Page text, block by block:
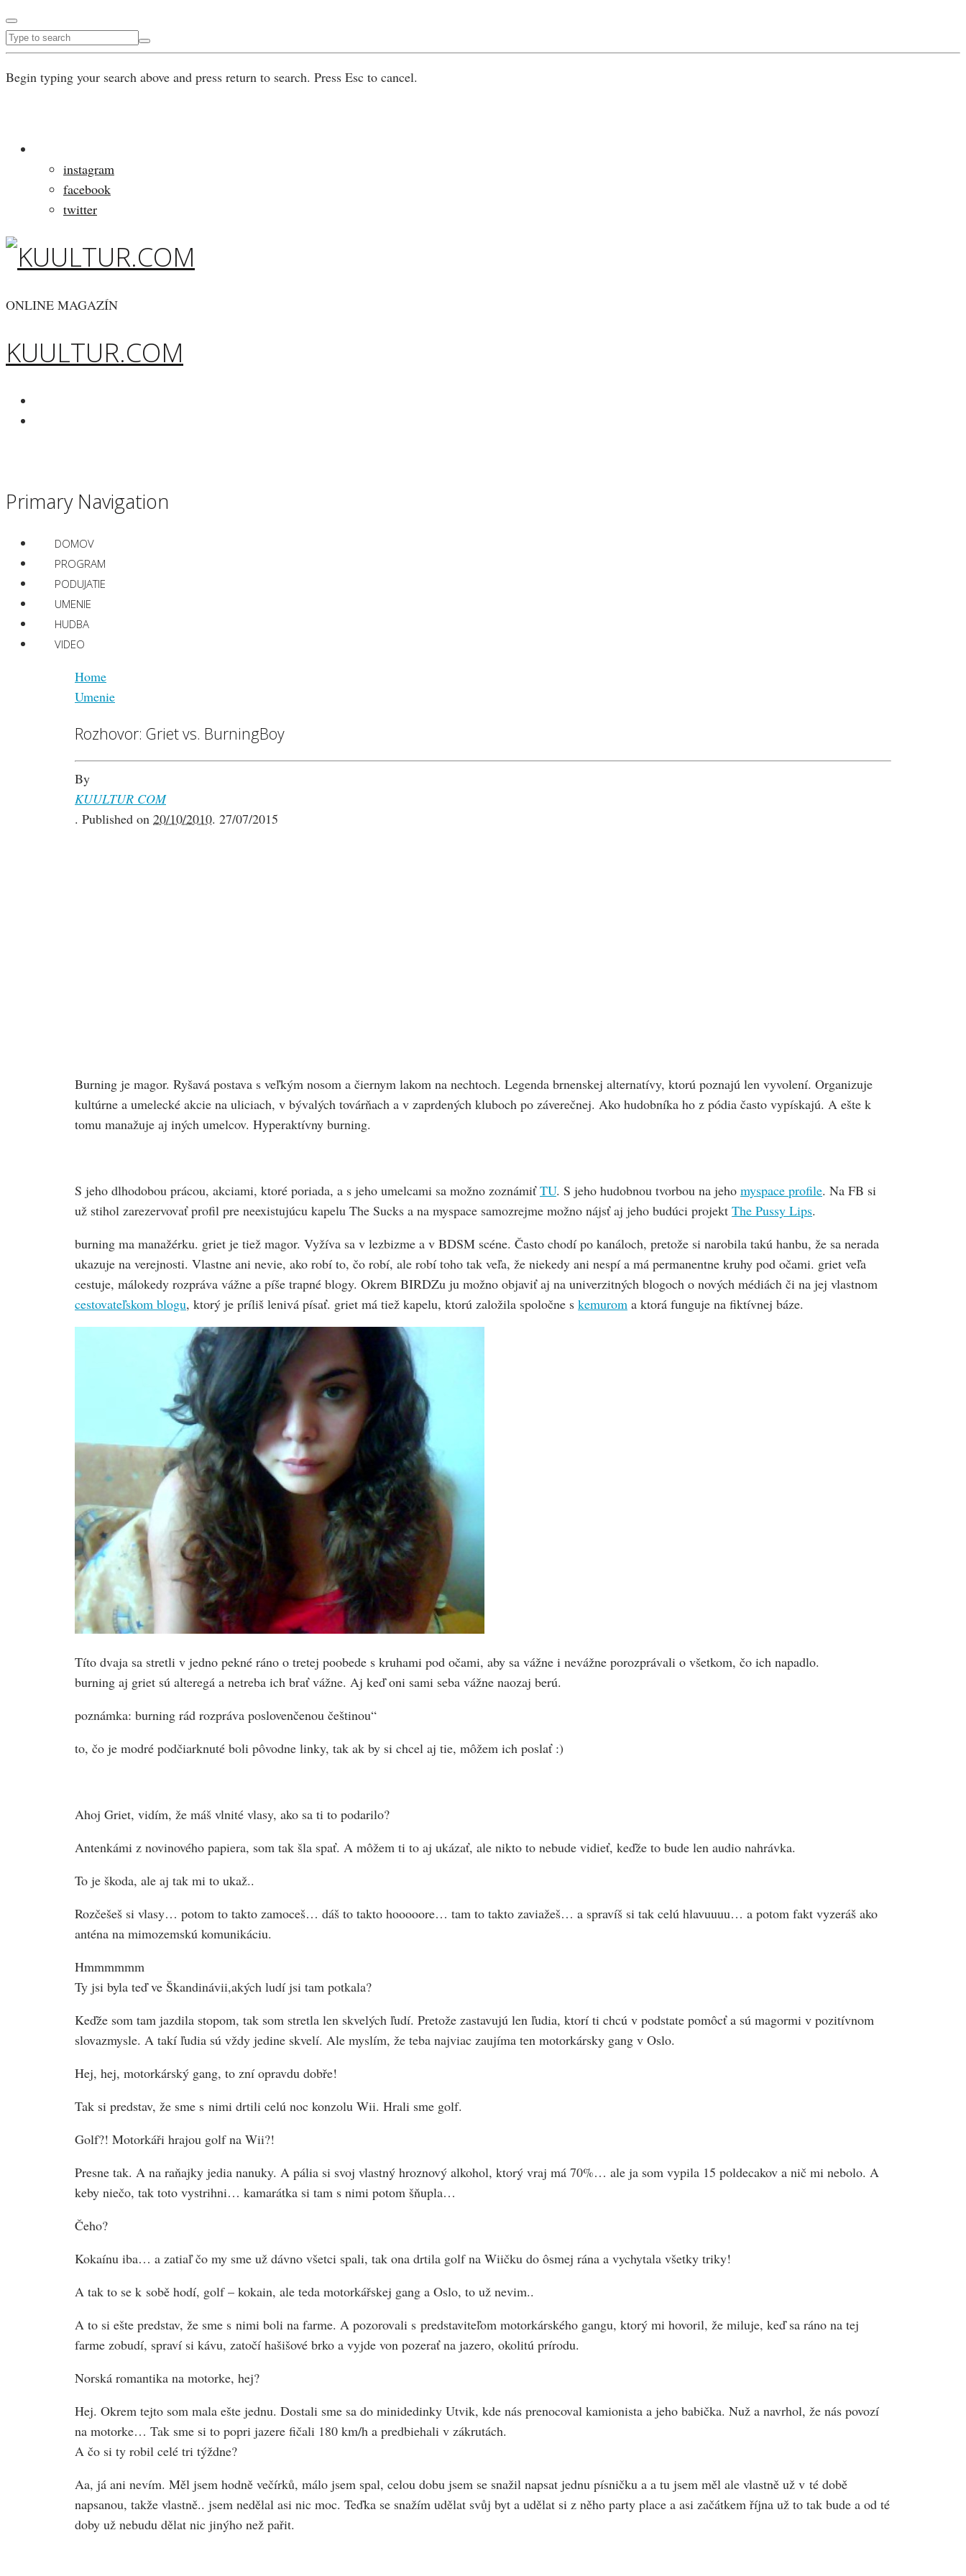
Begin typing your search above and press return to search. Press Esc to cancel.
instagram
facebook
twitter
ONLINE MAGAZÍN
KUULTUR.COM
Primary Navigation
DOMOV
PROGRAM
PODUJATIE
UMENIE
HUDBA
VIDEO
Home
Umenie
Rozhovor: Griet vs. BurningBoy
By
KUULTUR COM
. Published on 20/10/2010. 27/07/2015
Burning je magor. Ryšavá postava s veľkým nosom a čiernym lakom na nechtoch. Legenda brnenskej alternatívy, ktorú poznajú len vyvolení. Organizuje
kultúrne a umelecké akcie na uliciach, v bývalých továrňach a v zaprdených kluboch po záverečnej. Ako hudobníka ho z pódia často vypískajú. A ešte k
tomu manažuje aj iných umelcov. Hyperaktívny burning.
S jeho dlhodobou prácou, akciami, ktoré poriada, a s jeho umelcami sa možno zoznámiťTU. S jeho hudobnou tvorbou na jeho myspace profile. Na FB si
už stihol zarezervovať profil pre neexistujúcu kapelu The Sucks a na myspace samozrejme možno nájsť aj jeho budúci projekt The Pussy Lips.
burning ma manažérku. griet je tiež magor. Vyžíva sa v lezbizme a v BDSM scéne. Často chodí po kanáloch, pretože si narobila takú hanbu, že sa nerada
ukazuje na verejnosti. Vlastne ani nevie, ako robí to, čo robí, ale robí toho tak veľa, že niekedy ani nespí a má permanentne kruhy pod očami. griet veľa
cestuje, málokedy rozpráva vážne a píše trapné blogy. Okrem BIRDZu ju možno objaviť aj na univerzitných blogoch o nových médiách či na jej vlastnom
cestovateľskom blogu, ktorý je príliš lenivá písať. griet má tiež kapelu, ktorú založila spoločne s kemurom a ktorá funguje na fiktívnej báze.
Títo dvaja sa stretli v jedno pekné ráno o tretej poobede s kruhami pod očami, aby sa vážne i nevážne porozprávali o všetkom, čo ich napadlo.
burning aj griet sú alteregá a netreba ich brať vážne. Aj keď oni sami seba vážne naozaj berú.
poznámka: burning rád rozpráva poslovenčenou češtinou“
to, čo je modré podčiarknuté boli pôvodne linky, tak ak by si chcel aj tie, môžem ich poslať :)
Ahoj Griet, vidím, že máš vlnité vlasy, ako sa ti to podarilo?
Antenkámi z novinového papiera, som tak šla spať. A môžem ti to aj ukázať, ale nikto to nebude vidieť, keďže to bude len audio nahrávka.
To je škoda, ale aj tak mi to ukaž..
Rozčešeš si vlasy… potom to takto zamoceš… dáš to takto hooooore… tam to takto zaviažeš… a spravíš si tak celú hlavuuuu… a potom fakt vyzeráš ako
anténa na mimozemskú komunikáciu.
Hmmmmmm
Ty jsi byla teď ve Škandinávii,akých ludí jsi tam potkala?
Keďže som tam jazdila stopom, tak som stretla len skvelých ľudí. Pretože zastavujú len ľudia, ktorí ti chcú v podstate pomôcť a sú magormi v pozitívnom
slovazmysle. A takí ľudia sú vždy jedine skvelí. Ale myslím, že teba najviac zaujíma ten motorkársky gang v Oslo.
Hej, hej, motorkárský gang, to zní opravdu dobře!
Tak si predstav, že sme s nimi drtili celú noc konzolu Wii. Hrali sme golf.
Golf?! Motorkáři hrajou golf na Wii?!
Presne tak. A na raňajky jedia nanuky. A pália si svoj vlastný hroznový alkohol, ktorý vraj má 70%… ale ja som vypila 15 poldecakov a nič mi nebolo. A
keby niečo, tak toto vystrihni… kamarátka si tam s nimi potom šňupla…
Čeho?
Kokaínu iba… a zatiaľ čo my sme už dávno všetci spali, tak ona drtila golf na Wiičku do ôsmej rána a vychytala všetky triky!
A tak to se k sobě hodí, golf – kokain, ale teda motorkářskej gang a Oslo, to už nevim..
A to si ešte predstav, že sme s nimi boli na farme. A pozorovali s predstaviteľom motorkárského gangu, ktorý mi hovoril, že miluje, keď sa ráno na tej
farme zobudí, spraví si kávu, zatočí hašišové brko a vyjde von pozerať na jazero, okolitú prírodu.
Norská romantika na motorke, hej?
Hej. Okrem tejto som mala ešte jednu. Dostali sme sa do minidedinky Utvik, kde nás prenocoval kamionista a jeho babička. Nuž a navrhol, že nás povozí
na motorke… Tak sme si to popri jazere fičali 180 km/h a predbiehali v zákrutách.
A čo si ty robil celé tri týždne?
Aa, já ani nevím. Měl jsem hodně večírků, málo jsem spal, celou dobu jsem se snažil napsat jednu písničku a a tu jsem měl ale vlastně už v té době
napsanou, takže vlastně.. jsem nedělal asi nic moc. Teďka se snažím udělat svůj byt a udělat si z něho party place a asi začátkem října už to tak bude a od té
doby už nebudu dělat nic jinýho než pařit.